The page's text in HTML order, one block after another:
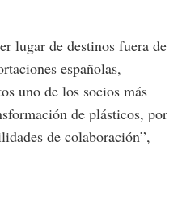
lugar de destinos fuera de
españolas,
uno de los socios más
de plásticos, por
de colaboración”,